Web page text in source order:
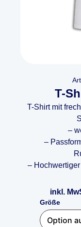
T-
T-Shirt mit
–
–
–
inkl.
Größe